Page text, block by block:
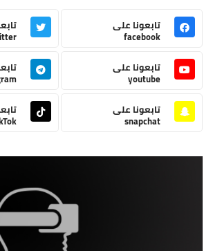
تابعونا على
facebook
تابعونا على
youtube
تابعونا على
snapchat